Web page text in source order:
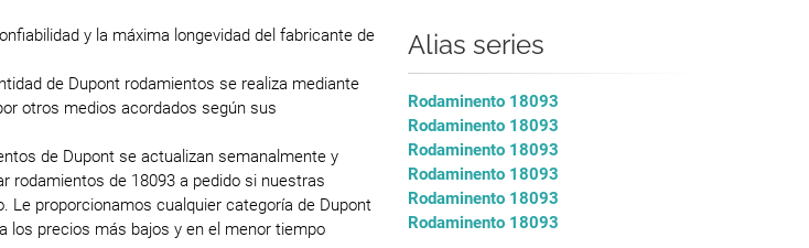
Alias series
Rodaminento 18093
Rodaminento 18093
Rodaminento 18093
Rodaminento 18093
Rodaminento 18093
Rodaminento 18093
y la máxima longevidad del fabricante de
de Dupont rodamientos se realiza mediante
otros medios acordados según sus
de Dupont se actualizan semanalmente y
rodamientos de 18093 a pedido si nuestras
Le proporcionamos cualquier categoría de Dupont
los precios más bajos y en el menor tiempo